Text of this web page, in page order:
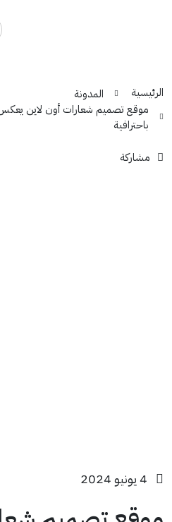
الرئيسية
المدونة
موقع تصميم شعارات أون لاين يعكس
باحترافية
مشاركة
4 يونيو 2024